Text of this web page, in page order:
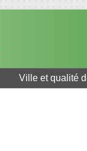
Ville et qualité